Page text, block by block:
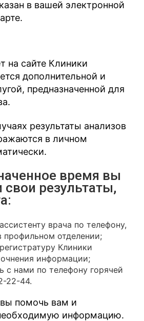
в вашей электронной
на сайте Клиники
дополнительной и
предназначенной для
результаты анализов
в личном
время вы
свои результаты,
врача по телефону,
отделении;
Клиники
информации;
с нами по телефону горячей
22-44.
помочь вам и
информацию.